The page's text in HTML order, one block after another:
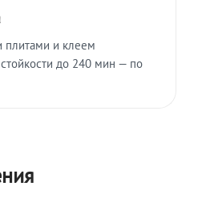
плитами и клеем
до 240 мин — по